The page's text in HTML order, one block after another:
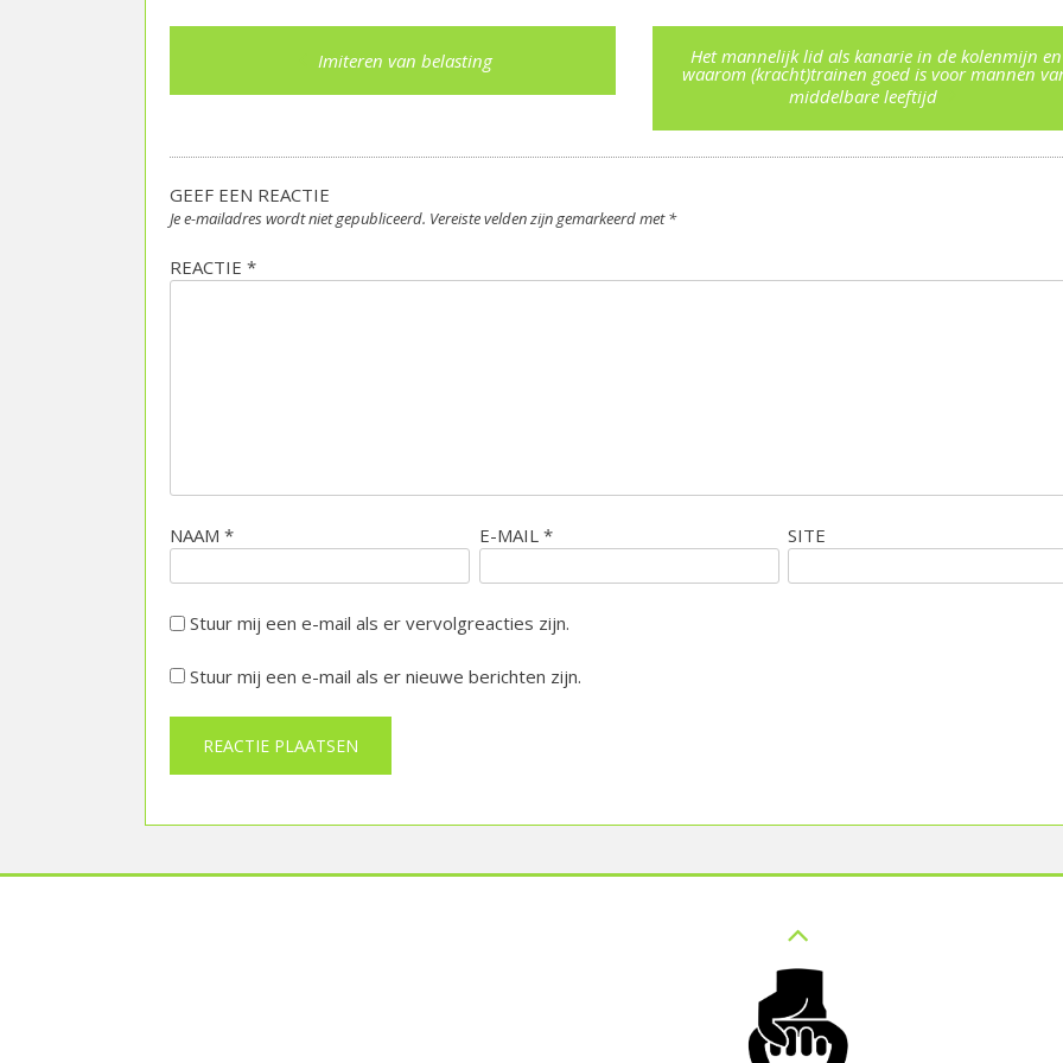
Imiteren van belasting Het mannelijk lid als kanarie in de kolenmijn en
waarom (kracht)trainen goed is voor mannen
middelbare leeftijd
GEEF EEN REACTIE
Je e-mailadres wordt niet gepubliceerd. Vereiste velden zijn gemarkeerd met*
REACTIE *
NAAM * E-MAIL * SITE
Stuur mij een e-mail als er vervolgreacties zijn.
Stuur mij een e-mail als er nieuwe berichten zijn.